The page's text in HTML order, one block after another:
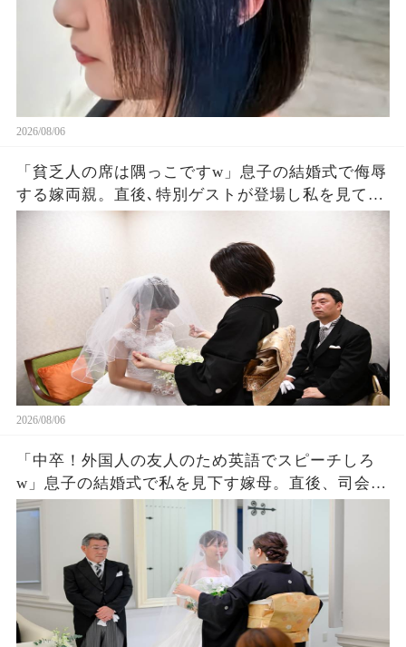
2026/08/06
「貧乏人の席は隅っこですw」息子の結婚式で侮辱
する嫁両親。直後､特別ゲストが登場し私を見て
「社長！お元気そうで」嫁両親「え？」180度立場
2026/08/06
「中卒！外国人の友人のため英語でスピーチしろ
w」息子の結婚式で私を見下す嫁母。直後、司会が
私を名前を呼ぶと外国人「久しぶりダネ、社
長！」嫁母「え？」→壇上で完璧な英語を私がペ
ラペラ話した結果